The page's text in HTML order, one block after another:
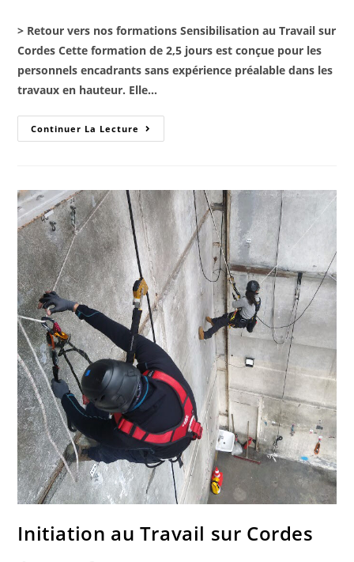
> Retour vers nos formations Sensibilisation au Travail sur
Cordes Cette formation de 2,5 jours est conçue pour les
personnels encadrants sans expérience préalable dans les
travaux en hauteur. Elle…
Continuer La Lecture
Initiation au Travail sur Cordes